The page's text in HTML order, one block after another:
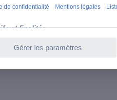
d'installation